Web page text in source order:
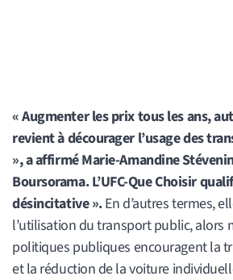
« Augmenter les prix tous les ans,
revient à décourager l’usage des
», a affirmé Marie-Amandine
Boursorama. L’UFC-Que Choisir
désincitative ».En d’autres termes,
l’utilisation du transport public, alors
politiques publiques encouragent la
et la réduction de la voiture